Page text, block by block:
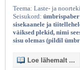
Teema: Laste- ja
Seisukord: ümbrispaber
sisekaanele ja
väiksed plekid, nimi
sisu olemas (pildil
Loe lähemalt ...